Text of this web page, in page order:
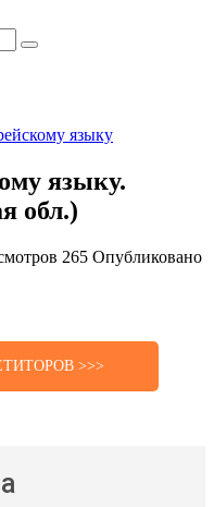
языку
языку.
обл.)
265 Опубликовано
>>>